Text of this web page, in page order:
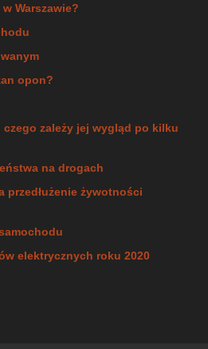
Warszawie?
opon?
czego zależy jej wygląd po kilku
na drogach
przedłużenie żywotności
elektrycznych roku 2020